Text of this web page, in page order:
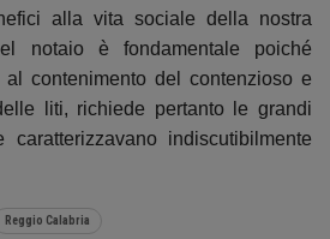
alla vita sociale della nostra
notaio è fondamentale poiché
al contenimento del contenzioso e
liti, richiede pertanto le grandi
indiscutibilmente
Reggio Calabria